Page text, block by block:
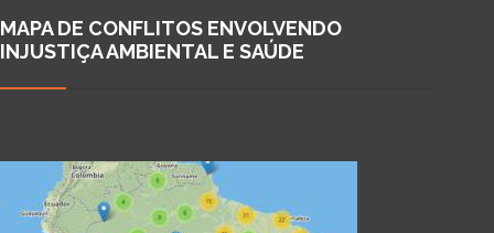
MAPA DE CONFLITOS ENVOLVENDO
INJUSTIÇA AMBIENTAL E SAÚDE